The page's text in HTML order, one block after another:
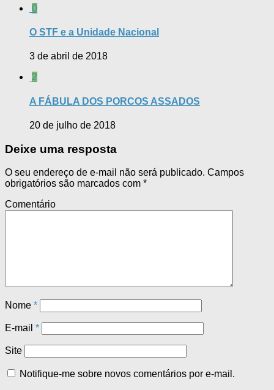
0
O STF e a Unidade Nacional
3 de abril de 2018
2
A FÁBULA DOS PORCOS ASSADOS
20 de julho de 2018
Deixe uma resposta
O seu endereço de e-mail não será publicado. Campos
obrigatórios são marcados com *
Comentário
Nome *
E-mail *
Site
Notifique-me sobre novos comentários por e-mail.